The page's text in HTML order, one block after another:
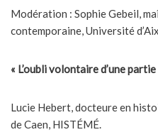
Modération : Sophie Gebeil,
contemporaine, Université
« L’oubli volontaire d’une
Lucie Hebert, docteure en
de Caen, HISTÉMÉ.